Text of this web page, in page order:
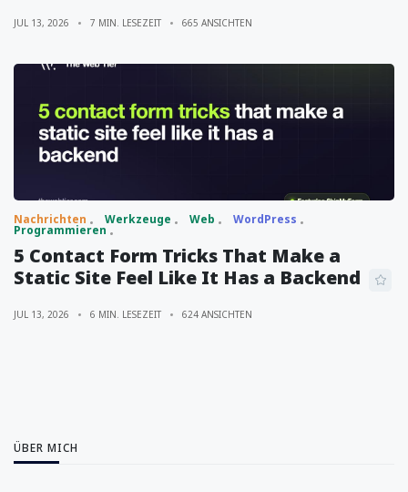
JUL 13, 2026 7 MIN. LESEZEIT 665 ANSICHTEN
Nachrichten Werkzeuge Web WordPress
Programmieren
5 Contact Form Tricks That Make a
Static Site Feel Like It Has a Backend
JUL 13, 2026 6 MIN. LESEZEIT 624 ANSICHTEN
ÜBER MICH